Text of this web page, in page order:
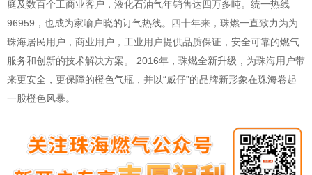
庭及数百个工商业客户，液化石油气年销售达四万多吨。统一热线
96959，也成为家喻户晓的订气热线。四十年来，珠燃一直致力为为
珠海居民用户，商业用户，工业用户提供品质保证，安全可靠的燃气
服务和创新的技术解决方案。 2016年，珠燃全新升级，为珠海用户带
来更安全，更保障的橙色气瓶，并以“威仔”的品牌新形象在珠海卷起
一股橙色风暴。